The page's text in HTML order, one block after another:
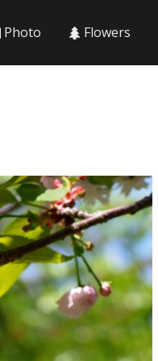
Photo Flowers